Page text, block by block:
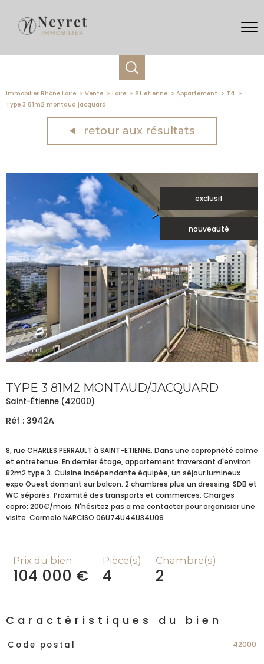
Immobilier Rhône Loire Vente Loire St etienne Appartement
T4
Type 3 81m2 montaud jacquard
retour aux résultats
exclusif
nouveauté
TYPE 3 81M2 MONTAUD/JACQUARD
Saint-Étienne (42000)
Réf : 3942A
8, rue CHARLES PERRAULT à SAINT-ETIENNE. Dans une copropriété calme
et entretenue. En dernier étage, appartement traversant d'environ
82m2 type 3. Cuisine indépendante équipée, un séjour lumineux
expo Ouest donnant sur balcon. 2 chambres plus un dressing. SDB et
WC séparés. Proximité des transports et commerces. Charges
copro: 200€/mois. N'hésitez pas a me contacter pour organisier une
visite. Carmelo NARCISO 06U74U44U34U09
Prix du bien
104 000 €
Pièce(s)
4
Chambre(s)
2
Caractéristiques du bien
Caractéristiques Valeurs
Code postal 42000